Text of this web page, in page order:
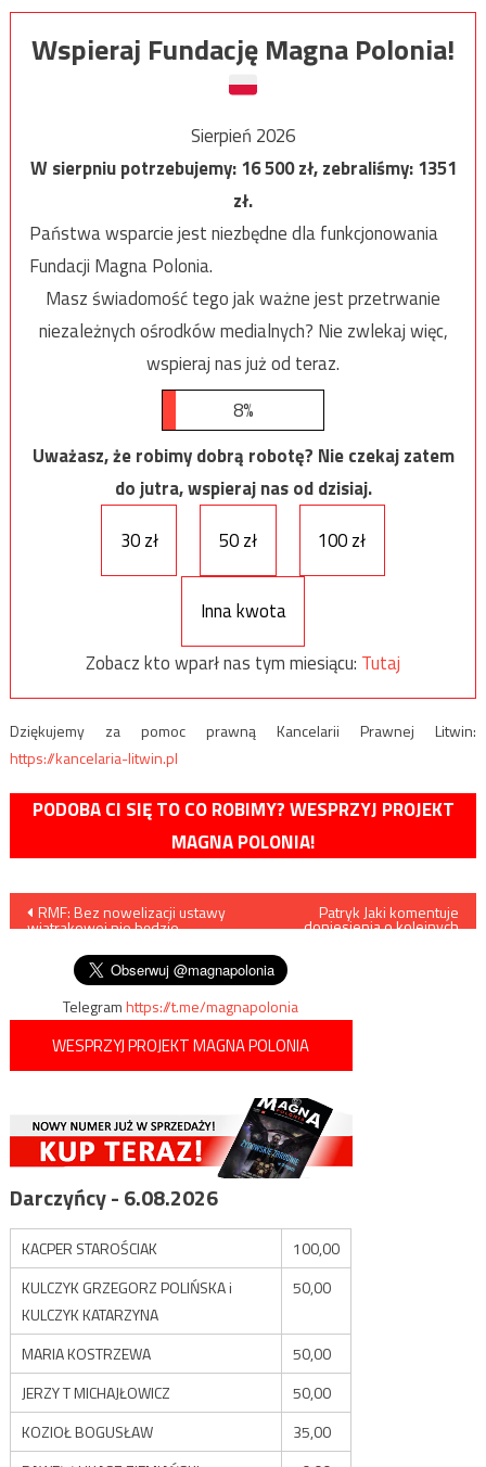
Wspieraj Fundację Magna Polonia!
Sierpień 2026
W sierpniu potrzebujemy:16 500zł, zebraliśmy:1351
zł.
Państwa wsparcie jest niezbędne dla funkcjonowania
Fundacji Magna Polonia.
Masz świadomość tego jak ważne jest przetrwanie
niezależnych ośrodków medialnych? Nie zwlekaj więc,
wspieraj nas już od teraz.
8%
Uważasz, że robimy dobrą robotę? Nie czekaj zatem
do jutra, wspieraj nas od dzisiaj.
30 zł
50 zł 100 zł
Inna kwota
Zobacz kto wparł nas tym miesiącu: Tutaj
Dziękujemy za pomoc prawną Kancelarii Prawnej Litwin:
https://kancelaria-litwin.pl
PODOBA CI SIĘ TO CO ROBIMY? WESPRZYJ PROJEKT
MAGNA POLONIA!
Nawigacja
wpisu
​RMF: Bez nowelizacji ustawy
wiatrakowej nie będzie
Patryk Jaki komentuje
doniesienia o kolejnych
Telegramhttps://t.me/magnapolonia
WESPRZYJ PROJEKT MAGNA POLONIA
Darczyńcy - 6.08.2026
KACPER STAROŚCIAK
100,00
KULCZYK GRZEGORZ POLIŃSKA i
KULCZYK KATARZYNA
50,00
MARIA KOSTRZEWA
50,00
JERZY T MICHAJŁOWICZ
50,00
KOZIOŁ BOGUSŁAW
35,00